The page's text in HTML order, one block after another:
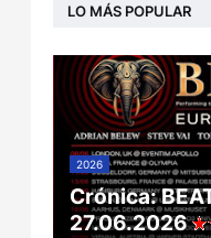
LO MÁS POPULAR
2026
Crónica:
27.06.2026